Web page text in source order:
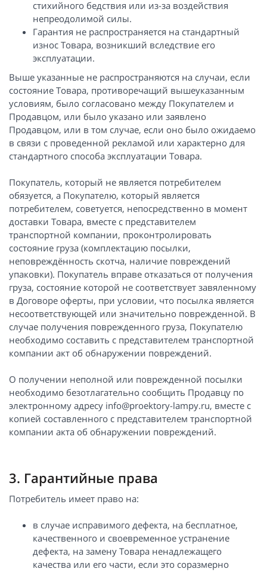
стихийного бедствия или из-за воздействия
непреодолимой силы.
Гарантия не распространяется на стандартный
износ Товара, возникший вследствие его
эксплуатации.
Выше указанные не распространяются на случаи, если
состояние Товара, противоречащий вышеуказанным
условиям, было согласовано между Покупателем и
Продавцом, или было указано или заявлено
Продавцом, или в том случае, если оно было ожидаемо
в связи с проведенной рекламой или характерно для
стандартного способа эксплуатации Товара.
Покупатель, который не является потребителем
обязуется, а Покупателю, который является
потребителем, советуется, непосредственно в момент
доставки Товара, вместе с представителем
транспортной компании, проконтролировать
состояние груза (комплектацию посылки,
неповреждённость скотча, наличие повреждений
упаковки). Покупатель вправе отказаться от получения
груза, состояние которой не соответствует завяленному
в Договоре оферты, при условии, что посылка является
несоответствующей или значительно поврежденной. В
случае получения поврежденного груза, Покупателю
необходимо составить с представителем транспортной
компании акт об обнаружении повреждений.
О получении неполной или поврежденной посылки
необходимо безотлагательно сообщить Продавцу по
электронному адресу info@proektory-lampy.ru, вместе с
копией составленного с представителем транспортной
компании акта об обнаружении повреждений.
3. Гарантийные права
Потребитель имеет право на:
в случае исправимого дефекта, на бесплатное,
качественного и своевременное устранение
дефекта, на замену Товара ненадлежащего
качества или его части, если это соразмерно